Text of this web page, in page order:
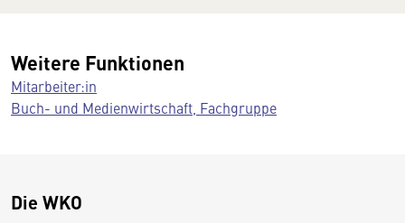
Weitere Funktionen
Mitarbeiter:in
Buch- und Medienwirtschaft, Fachgruppe
Die WKO